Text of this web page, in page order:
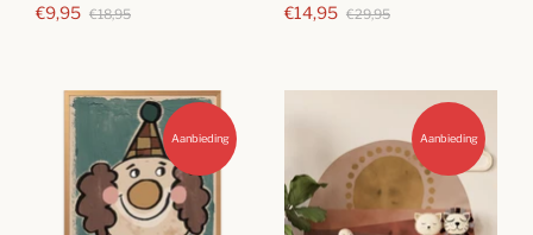
€9,95 €18,95
€14,95 €29,95
Aanbieding Aanbieding